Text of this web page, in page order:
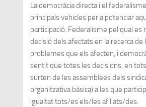
La democràcia directa i el
principals vehicles per a potenciar
participació. Federalisme pel qual es
decisió dels afectats en la recerca de
problemes que els afecten, i
sentit que totes les decisions, en
surten de les assemblees dels
organitzativa bàsica) a les que
igualtat tots/es els/les afiliats/des.